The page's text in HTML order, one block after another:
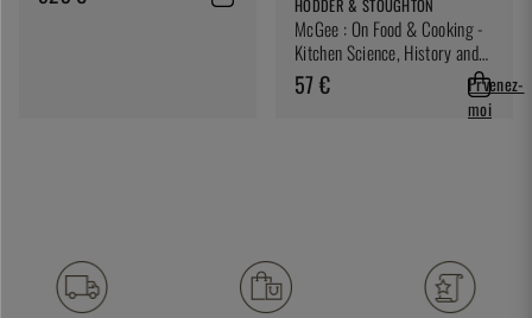
HODDER & STOUGHTON
McGee : On Food & Cooking -
Kitchen Science, History and
Culture
57 €
Prvenez-
moi